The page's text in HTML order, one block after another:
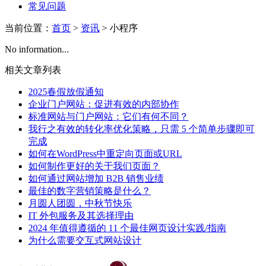
常见问题
当前位置： 首页 > 资讯 > 小程序
No information...
相关文章列表
2025春假放假通知
企业门户网站：促进有效的内部协作
标准网站与门户网站：它们有何不同？
我行之有效的转化率优化策略，只需 5 个简单步骤即可
完成
如何在WordPress中重定向页面或URL
如何制作更好的关于我们页面？
如何通过网站增加 B2B 销售业绩
最佳的数字营销策略是什么？
月圆人团圆，中秋节快乐
IT 外包服务及其选择理由
2024 年值得遵循的 11 个最佳网页设计实践/指南
为什么需要交互式网站设计